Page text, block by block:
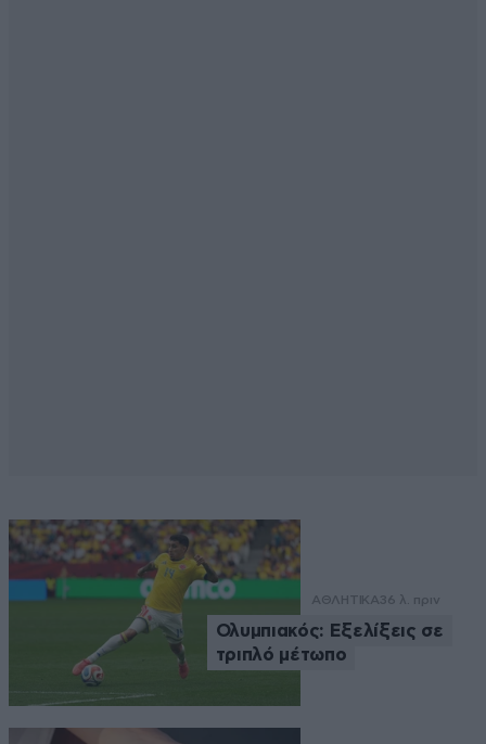
ΑΘΛΗΤΙΚΑ36 λ. πριν
Ολυμπιακός: Εξελίξεις σε
τριπλό μέτωπο